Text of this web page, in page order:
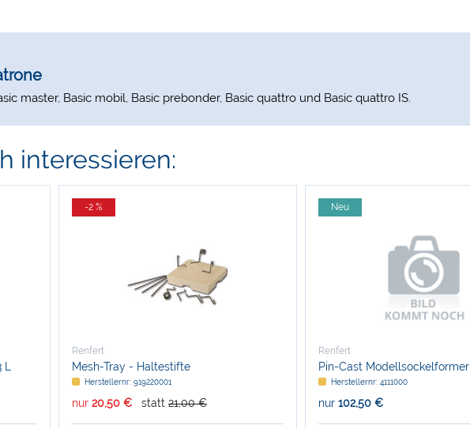
master, Basic mobil, Basic prebonder, Basic quattro und Basic quattro IS.
interessieren:
-2 %
Renfert
Mesh-Tray - Haltestifte
Herstellernr: 919220001
nur 20,50 € statt 21,00 €
Neu
Renfert
Pin-Cast Modellsockelformer
Herstellernr: 4111000
nur 102,50 €